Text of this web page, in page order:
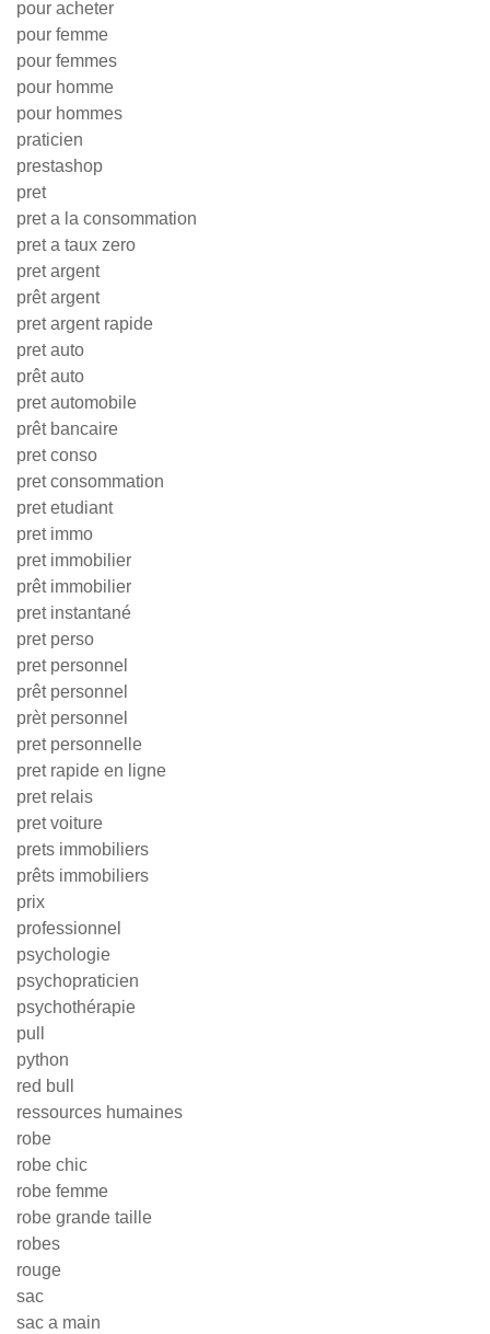
pour acheter
pour femme
pour femmes
pour homme
pour hommes
praticien
prestashop
pret
pret a la consommation
pret a taux zero
pret argent
prêt argent
pret argent rapide
pret auto
prêt auto
pret automobile
prêt bancaire
pret conso
pret consommation
pret etudiant
pret immo
pret immobilier
prêt immobilier
pret instantané
pret perso
pret personnel
prêt personnel
prèt personnel
pret personnelle
pret rapide en ligne
pret relais
pret voiture
prets immobiliers
prêts immobiliers
prix
professionnel
psychologie
psychopraticien
psychothérapie
pull
python
red bull
ressources humaines
robe
robe chic
robe femme
robe grande taille
robes
rouge
sac
sac a main